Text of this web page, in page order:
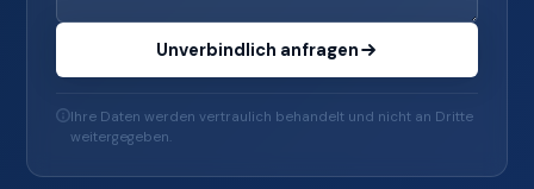
Unverbindlich anfragen
Ihre Daten werden vertraulich behandelt und nicht an Dritte
weitergegeben.